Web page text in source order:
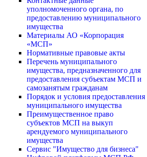
уполномоченного органа, по
предоставлению муниципального
имущества
Материалы АО «Корпорация
«МСП»
Нормативные правовые акты
Перечень муниципального
имущества, предназначенного для
предоставления субъектам МСП и
самозанятым гражданам
Порядок и условия предоставления
муниципального имущества
Преимущественное право
субъектов МСП на выкуп
арендуемого муниципального
имущества
Сервис "Имущество для бизнеса"